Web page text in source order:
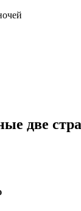
две